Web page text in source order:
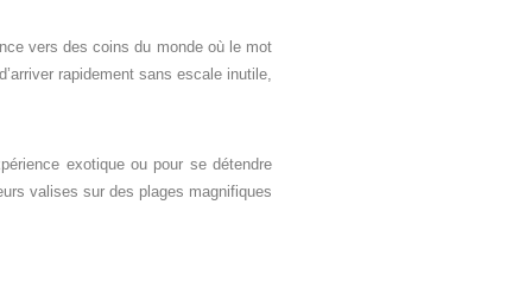
vers des coins du monde où le mot
rapidement sans escale inutile,
exotique ou pour se détendre
valises sur des plages magnifiques